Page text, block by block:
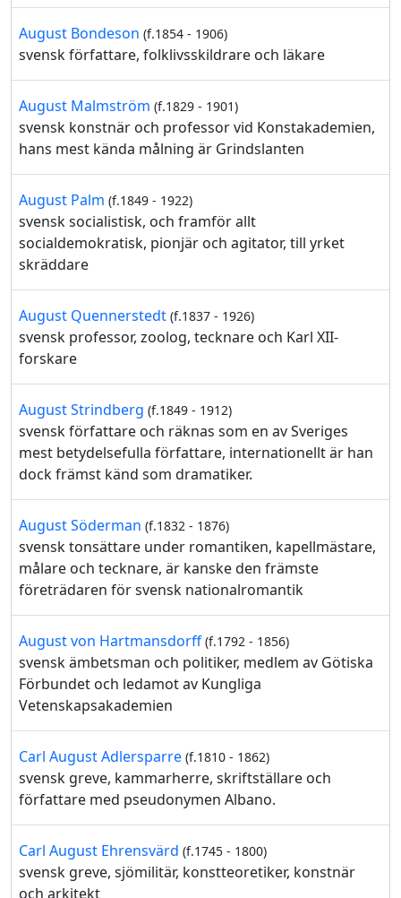
August Bondeson (f.1854 - 1906)
svensk författare, folklivsskildrare och läkare
August Malmström (f.1829 - 1901)
svensk konstnär och professor vid Konstakademien,
hans mest kända målning är Grindslanten
August Palm (f.1849 - 1922)
svensk socialistisk, och framför allt
socialdemokratisk, pionjär och agitator, till yrket
skräddare
August Quennerstedt (f.1837 - 1926)
svensk professor, zoolog, tecknare och Karl XII-
forskare
August Strindberg (f.1849 - 1912)
svensk författare och räknas som en av Sveriges
mest betydelsefulla författare, internationellt är han
dock främst känd som dramatiker.
August Söderman (f.1832 - 1876)
svensk tonsättare under romantiken, kapellmästare,
målare och tecknare, är kanske den främste
företrädaren för svensk nationalromantik
August von Hartmansdorff (f.1792 - 1856)
svensk ämbetsman och politiker, medlem av Götiska
Förbundet och ledamot av Kungliga
Vetenskapsakademien
Carl August Adlersparre (f.1810 - 1862)
svensk greve, kammarherre, skriftställare och
författare med pseudonymen Albano.
Carl August Ehrensvärd (f.1745 - 1800)
svensk greve, sjömilitär, konstteoretiker, konstnär
och arkitekt